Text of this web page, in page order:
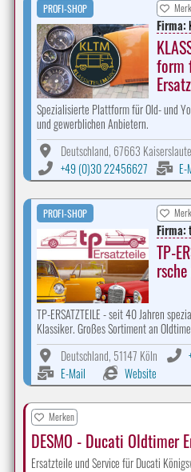
PROFI-SHOP
Firma:
form
Spezialisierte Plattform für Old- und
und gewerblichen Anbietern.
Deutschland, 67663
+49 (0)30 22456627
E-
PROFI-SHOP
Firma:
TP-
TP-ERSATZTEILE - seit 40 Jahren
Klassiker. Großes Sortiment an
Deutschland, 51147 Köln
E-Mail
Website
Merken
DESMO - Ducati Oldtimer
Ersatzteile und Service für Ducati